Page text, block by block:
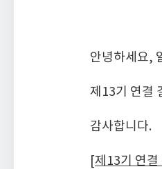
안녕하세요,
제13기 연결
감사합니다.
[제13기 연